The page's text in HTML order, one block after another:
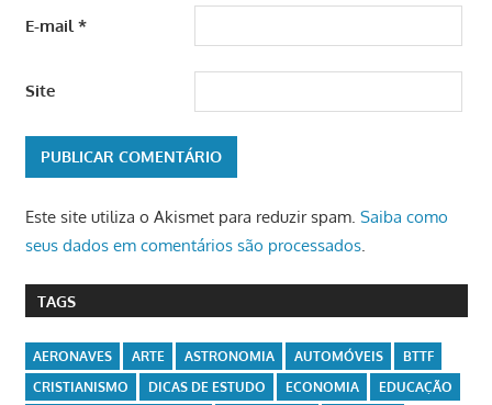
E-mail *
Site
Este site utiliza o Akismet para reduzir spam. Saiba como
seus dados em comentários são processados.
TAGS
AERONAVES ARTE ASTRONOMIA AUTOMÓVEIS
BTTF
CRISTIANISMO
DICAS DE ESTUDO ECONOMIA
EDUCAÇÃO